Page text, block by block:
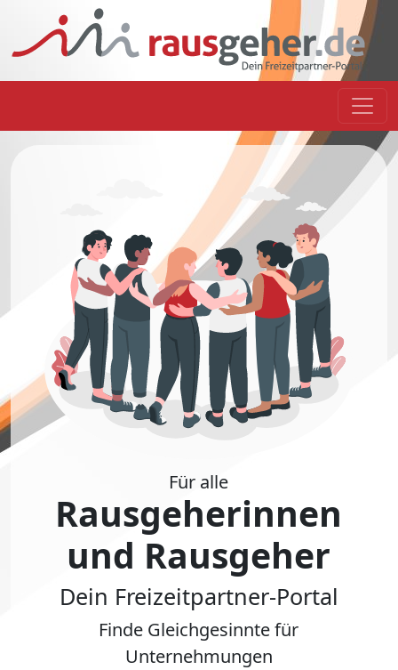
Für alle
Rausgeherinnen
und Rausgeher
Dein Freizeitpartner-Portal
Finde Gleichgesinnte für
Unternehmungen